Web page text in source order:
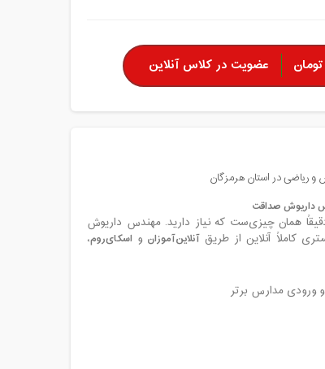
عضویت در کلاس آنلاین
ریاضی در استان هرمزگان
داریوش صداقت
همان چیزی‌ست که نیاز دارید. مهندس داریوش
کاملاً آنلاین از طریق آنلاین‌آموزان و اسکای‌روم،
ورودی مدارس برتر